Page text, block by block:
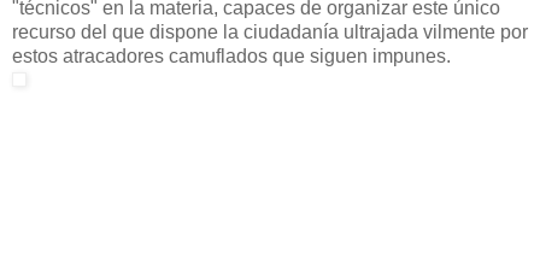
"técnicos" en la materia, capaces de organizar este único
recurso del que dispone la ciudadanía ultrajada vilmente por
estos atracadores camuflados que siguen impunes.